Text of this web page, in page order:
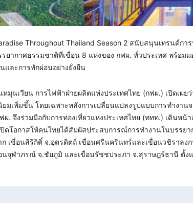
Throughout Thailand Season 2 สนับสนุนเทรนด์กา
ยากาศธรรมชาติที่เขื่อน 8 แห่งของ กฟผ. ทั่วประเทศ พร้อม
และการพักผ่อนอย่างยั่งยืน
นเวียน การไฟฟ้าฝ่ายผลิตแห่งประเทศไทย (กฟผ.) เปิดเผย
เพิ่มขึ้น โดยเฉพาะหลังการเปลี่ยนแปลงรูปแบบการทำงานจ
. จึงร่วมมือกับการท่องเที่ยวแห่งประเทศไทย (ททท.) เดินหน้
ปิดโอกาสให้คนไทยได้สัมผัสประสบการณ์การทำงานในบรรย
เขื่อนสิริกิติ์ จ.อุตรดิตถ์ เขื่อนศรีนครินทร์และเขื่อนวชิราล
จุฬาภรณ์ จ.ชัยภูมิ และเขื่อนรัชชประภา จ.สุราษฎร์ธานี ตั้ง